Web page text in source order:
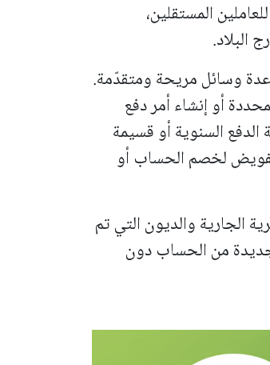
المستقلين،
البلاد.
وسائل مريحة ومتقدّمة.
أو إنشاء أمر دفع
السنوية أو قسيمة
لخصم الحساب أو
الجارية والديون التي تم
جديدة من الحساب دون